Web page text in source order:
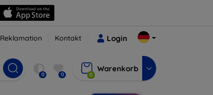
Reklamation Kontakt Login
0 0 0
Warenkorb